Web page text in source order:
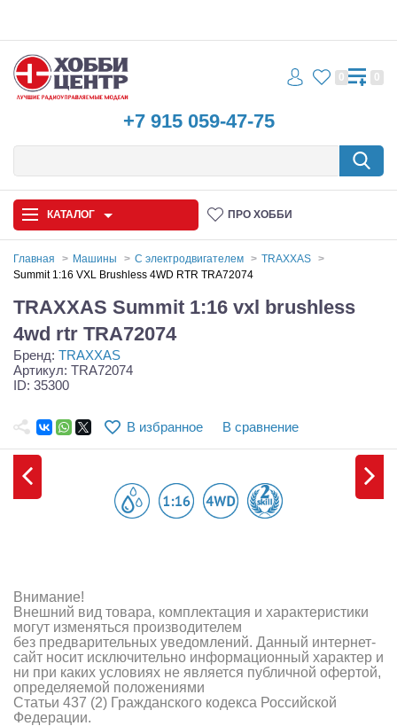
+7 915 059-47-75
0 0
КАТАЛОГ ПРО ХОББИ
Запчасти и аксессуары
Игрушки
Судомодели
Аккумуляторы и батарейки
Зарядные устройства и блоки питания
Двигатели
Технические жидкости
Главная Машины С электродвигателем
TRAXXAS
Summit 1:16 VXL Brushless 4WD RTR TRA72074
TRAXXAS Summit 1:16 vxl brushless
4wd rtr TRA72074
Бренд: TRAXXAS
Артикул: TRA72074
ID: 35300
В избранное В сравнение
Внимание!
Внешний вид товара, комплектация и характеристики
могут изменяться производителем
без предварительных уведомлений. Данный интернет-
сайт носит исключительно информационный характер и
ни при каких условиях не является публичной офертой,
определяемой положениями
Статьи 437 (2) Гражданского кодекса Российской
Федерации.